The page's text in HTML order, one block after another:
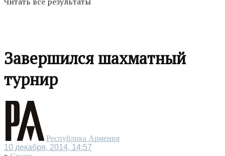
Завершился шахматный
турнир
Республика Армения
10 декабря, 2014, 14:57